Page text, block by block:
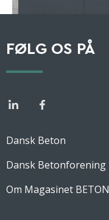
FØLG OS PÅ
Dansk Beton
Dansk Betonforening
Om Magasinet BETON